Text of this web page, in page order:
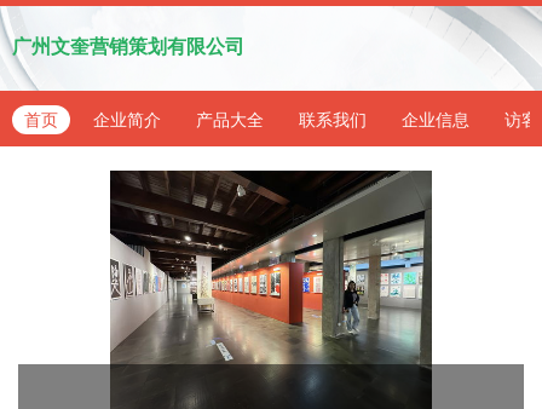
广州文奎营销策划有限公司
首页 企业简介 产品大全 联系我们 企业信息 访客